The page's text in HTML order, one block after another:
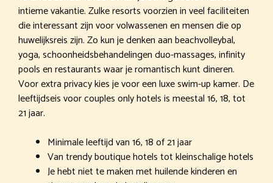
intieme vakantie. Zulke resorts voorzien in veel faciliteiten
die interessant zijn voor volwassenen en mensen die op
huwelijksreis zijn. Zo kun je denken aan beachvolleybal,
yoga, schoonheidsbehandelingen duo-massages, infinity
pools en restaurants waar je romantisch kunt dineren.
Voor extra privacy kies je voor een luxe swim-up kamer. De
leeftijdseis voor couples only hotels is meestal 16, 18, tot
21 jaar.
Minimale leeftijd van 16, 18 of 21 jaar
Van trendy boutique hotels tot kleinschalige hotels
Je hebt niet te maken met huilende kinderen en